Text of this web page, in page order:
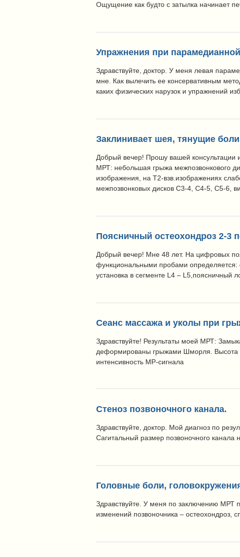
Ощущение как будто с затылка начинает
Упражнения при
Здравствуйте, доктор. У меня левая
мне. Как вылечить ее консервативным
каких физических нарузок и упражнений
Заклинивает шея, тянущие боли
Добрый вечер! Прошу вашей
МРТ: небольшая грыжа межпозвонкового
изображения, на Т2-взв.изображениях
межпозвонковых дисков С3-4, С4-5, С5-6,
Поясничный остеохондроз 2-3
Добрый вечер! Мне 48 лет. На цифровых
функциональными пробами определяется:
установка в сегменте L4 – L5,поясничный
Сеанс массажа и уколы при
Здравствуйте! Результаты моей МРТ:
деформированы грыжами Шморля. Высота
интенсивность МР-сигнала
Стеноз позвоночного канала.
Здравствуйте, доктор. Мой диагноз по
Сагитальный размер позвоночного канала
Головные боли,
Здравствуйте. У меня по заключению МРТ
изменений позвоночника – остеохондроз,